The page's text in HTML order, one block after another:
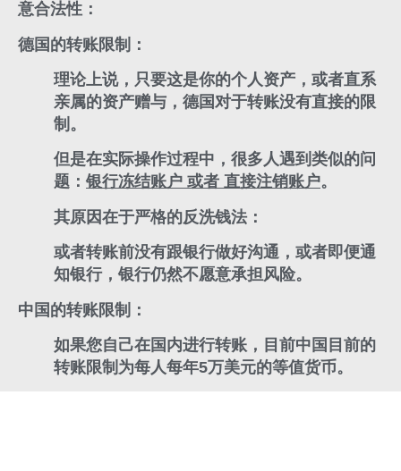
意合法性：
德国的转账限制：
理论上说， 只要这是你的个人资产，或者直系
亲属的资产赠与， 德国对于转账没有直接的限
制。
但是在实际操作过程中，很多人遇到类似的问
题： 银行冻结账户 或者 直接注销账户。
其原因在于严格的反洗钱法：
或者转账前没有跟银行做好沟通，或者即便通
知银行，银行仍然不愿意承担风险。
中国的转账限制：
如果您自己在国内进行转账，目前中国目前的
转账限制为每人每年5万美元的等值货币。